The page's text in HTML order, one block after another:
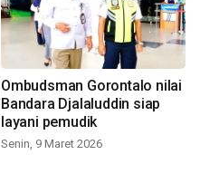
Ombudsman Gorontalo nilai
Bandara Djalaluddin siap
layani pemudik
Senin, 9 Maret 2026